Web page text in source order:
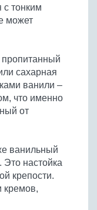
с тонким
может
пропитанный
сахарная
ванили –
что именно
от
ванильный
Это настойка
крепости.
кремов,